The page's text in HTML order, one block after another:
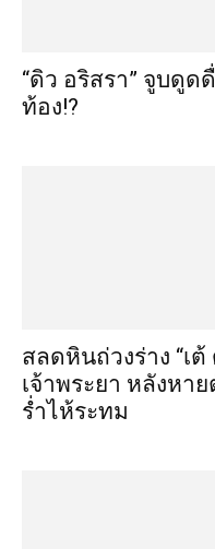
“ดิว อริสรา” จูบดู
ท้อง!?
สลดหินถ่วงร่าง “เ
เจ้าพระยา หลังหา
ร่ำไห้ระทม